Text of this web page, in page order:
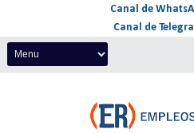
Canal de
Canal de